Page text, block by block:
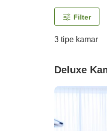
Filter
3 tipe kamar
Deluxe